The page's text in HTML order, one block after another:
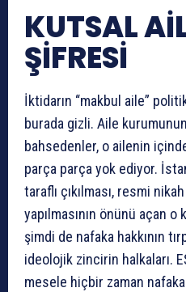
KUTSAL
ŞİFRESİ
İktidarın “makbul aile”
burada gizli. Aile
bahsedenler, o ailenin
parça parça yok ediyor.
taraflı çıkılması, resmi
yapılmasının önünü açan o
şimdi de nafaka hakkının
ideolojik zincirin halkaları.
mesele hiçbir zaman